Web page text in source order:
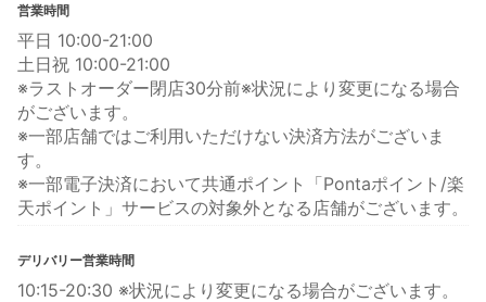
営業時間
平日 10:00-21:00
土日祝 10:00-21:00
※ラストオーダー閉店30分前※状況により変更になる場合
がございます。
※一部店舗ではご利用いただけない決済方法がございま
す。
※一部電子決済において共通ポイント「Pontaポイント/楽
天ポイント」サービスの対象外となる店舗がございます。
デリバリー営業時間
10:15-20:30 ※状況により変更になる場合がございます。